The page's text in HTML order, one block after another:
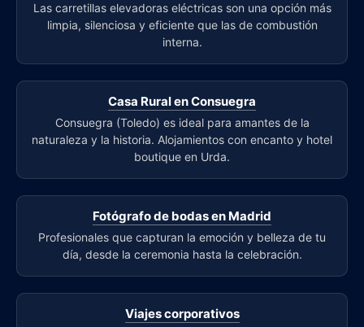
Las carretillas elevadoras eléctricas son una opción más
limpia, silenciosa y eficiente que las de combustión
interna.
Casa Rural en Consuegra
Consuegra (Toledo) es ideal para amantes de la
naturaleza y la historia. Alojamientos con encanto y hotel
boutique en Urda.
Fotógrafo de bodas en Madrid
Profesionales que capturan la emoción y belleza de tu
día, desde la ceremonia hasta la celebración.
Viajes corporativos